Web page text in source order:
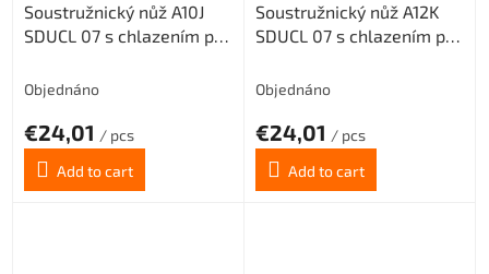
Soustružnický nůž A10J
SDUCL 07 s chlazením pro
Objednáno
€24,01 / pcs
Add to cart
Soustružnický nůž A12K
SDUCL 07 s chlazením pro
Objednáno
€24,01 / pcs
Add to cart